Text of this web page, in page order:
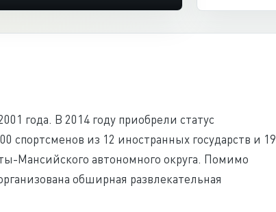
года. В 2014 году приобрели статус
спортсменов из 12 иностранных государств и 19
Мансийского автономного округа. Помимо
обширная развлекательная